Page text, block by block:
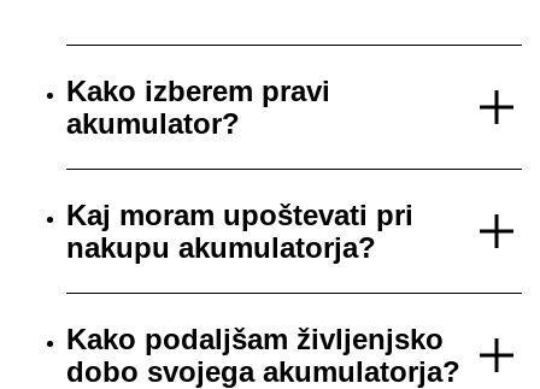
Kako izberem pravi
akumulator?
Kaj moram upoštevati pri
nakupu akumulatorja?
Kako podaljšam življenjsko
dobo svojega akumulatorja?